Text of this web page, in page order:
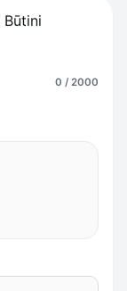
Būtini
0 / 2000